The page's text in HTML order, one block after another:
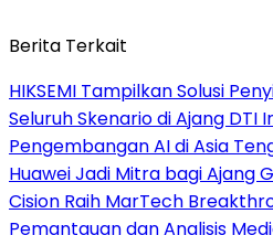
Berita Terkait
HIKSEMI Tampilkan Solusi
Seluruh Skenario di Ajang DTI
Pengembangan AI di Asia
Huawei Jadi Mitra bagi Ajang
Cision Raih MarTech
Pemantauan dan Analisis